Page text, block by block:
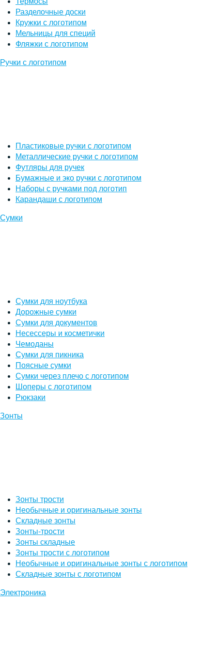
Разделочные доски
Кружки с логотипом
Мельницы для специй
Фляжки с логотипом
Ручки с логотипом
Пластиковые ручки с логотипом
Металлические ручки с логотипом
Футляры для ручек
Бумажные и эко ручки с логотипом
Наборы с ручками под логотип
Карандаши с логотипом
Сумки
Сумки для ноутбука
Дорожные сумки
Сумки для документов
Несессеры и косметички
Чемоданы
Сумки для пикника
Поясные сумки
Сумки через плечо с логотипом
Шоперы с логотипом
Рюкзаки
Зонты
Зонты трости
Необычные и оригинальные зонты
Складные зонты
Зонты-трости
Зонты складные
Зонты трости с логотипом
Необычные и оригинальные зонты с логотипом
Складные зонты с логотипом
Электроника